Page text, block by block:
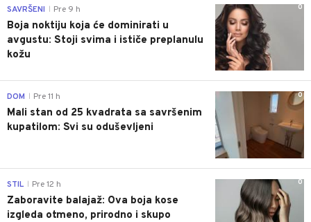
0
SAVRŠENI Pre 9 h
Boja noktiju koja će dominirati u
avgustu: Stoji svima i ističe preplanulu
kožu
0
DOM Pre 11 h
Mali stan od 25 kvadrata sa savršenim
kupatilom: Svi su oduševljeni
0
STIL Pre 12 h
Zaboravite balajaž: Ova boja kose
izgleda otmeno, prirodno i skupo